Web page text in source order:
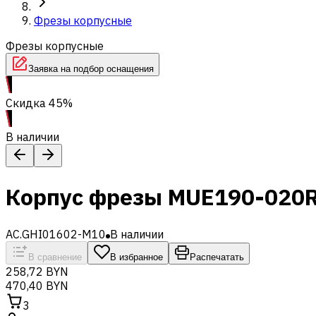
Фрезы корпусные
Фрезы корпусные
Заявка на подбор оснащения
Скидка 45%
В наличии
Корпус фрезы MUE190-
AC.GHI01602-M10 В наличии
В сравнение В избранное Распечатать
258,72 BYN
470,40 BYN
3